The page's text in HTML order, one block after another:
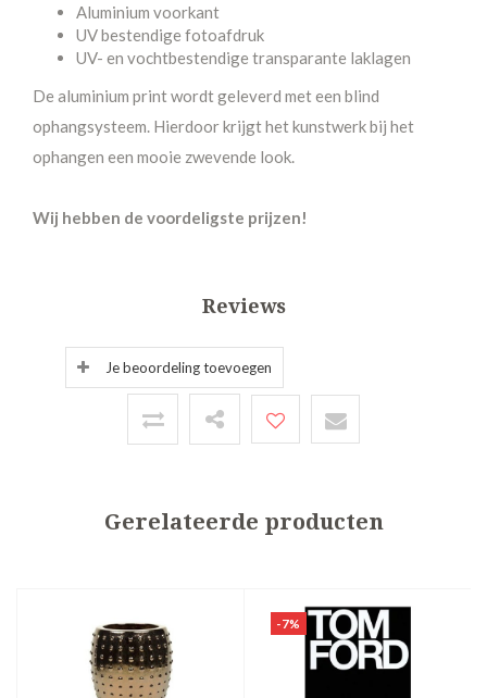
Aluminium voorkant
UV bestendige fotoafdruk
UV- en vochtbestendige transparante laklagen
De aluminium print wordt geleverd met een blind
ophangsysteem. Hierdoor krijgt het kunstwerk bij het
ophangen een mooie zwevende look.
Wij hebben de voordeligste prijzen!
Reviews
Je beoordeling toevoegen
Gerelateerde producten
-7%